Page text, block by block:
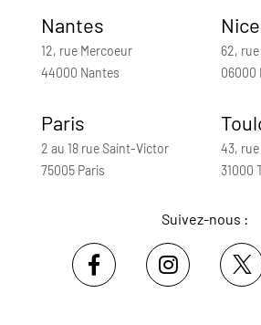
Nantes
12, rue Mercoeur
44000 Nantes
Nice
62,
06000
Paris
2 au 18 rue Saint-Victor
75005 Paris
43,
31000
Suivez-nous :